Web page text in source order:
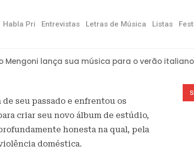
Habla Pri Entrevistas Letras de Música Listas
Mengoni lança sua música para o verão italiano
seu passado e enfrentou os
criar seu novo álbum de estúdio,
honesta na qual, pela
doméstica.